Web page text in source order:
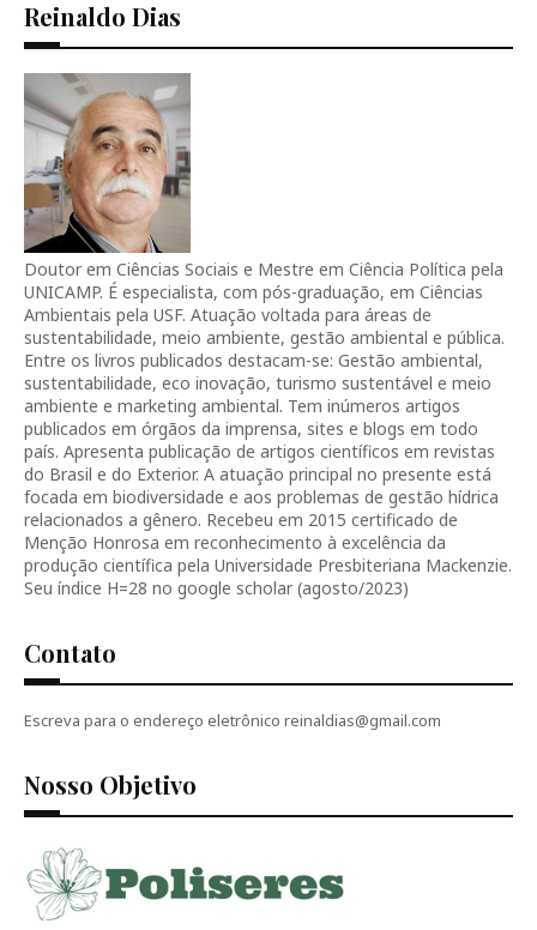
Reinaldo Dias
Doutor em Ciências Sociais e Mestre em Ciência Política pela
UNICAMP. É especialista, com pós-graduação, em Ciências
Ambientais pela USF. Atuação voltada para áreas de
sustentabilidade, meio ambiente, gestão ambiental e pública.
Entre os livros publicados destacam-se: Gestão ambiental,
sustentabilidade, eco inovação, turismo sustentável e meio
ambiente e marketing ambiental. Tem inúmeros artigos
publicados em órgãos da imprensa, sites e blogs em todo
país. Apresenta publicação de artigos científicos em revistas
do Brasil e do Exterior. A atuação principal no presente está
focada em biodiversidade e aos problemas de gestão hídrica
relacionados a gênero. Recebeu em 2015 certificado de
Menção Honrosa em reconhecimento à excelência da
produção científica pela Universidade Presbiteriana Mackenzie.
Seu índice H=28 no google scholar (agosto/2023)
Contato
Escreva para o endereço eletrônico reinaldias@gmail.com
Nosso Objetivo